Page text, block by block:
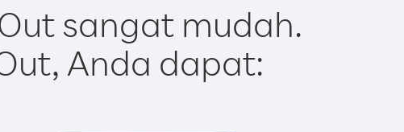
sangat mudah.
Anda dapat: